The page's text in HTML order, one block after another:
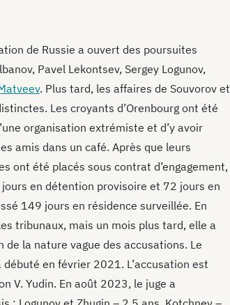
de Russie a ouvert des poursuites
Pavel Lekontsev, Sergey Logunov,
. Plus tard, les affaires de Souvorov et
Les croyants d’Orenbourg ont été
organisation extrémiste et d’y avoir
amis dans un café. Après que leurs
ont été placés sous contrat d’engagement,
en détention provisoire et 72 jours en
149 jours en résidence surveillée. En
tribunaux, mais un mois plus tard, elle a
la nature vague des accusations. Le
en février 2021. L’accusation est
V. Yudin. En août 2023, le juge a